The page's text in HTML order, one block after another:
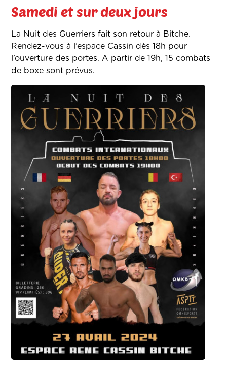
Samedi et sur deux jours
La Nuit des Guerriers fait son retour à Bitche.
Rendez-vous à l’espace Cassin dès 18h pour
l’ouverture des portes. A partir de 19h, 15 combats
de boxe sont prévus.